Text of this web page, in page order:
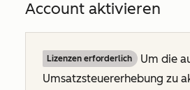
Account aktivieren
Lizenzen erforderlich
Um die
Umsatzsteuererhebung zu